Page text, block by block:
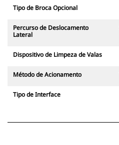
Tipo de Broca Opcional
Percurso de Deslocamento
Lateral
Dispositivo de Limpeza de Valas
Método de Acionamento
Tipo de Interface